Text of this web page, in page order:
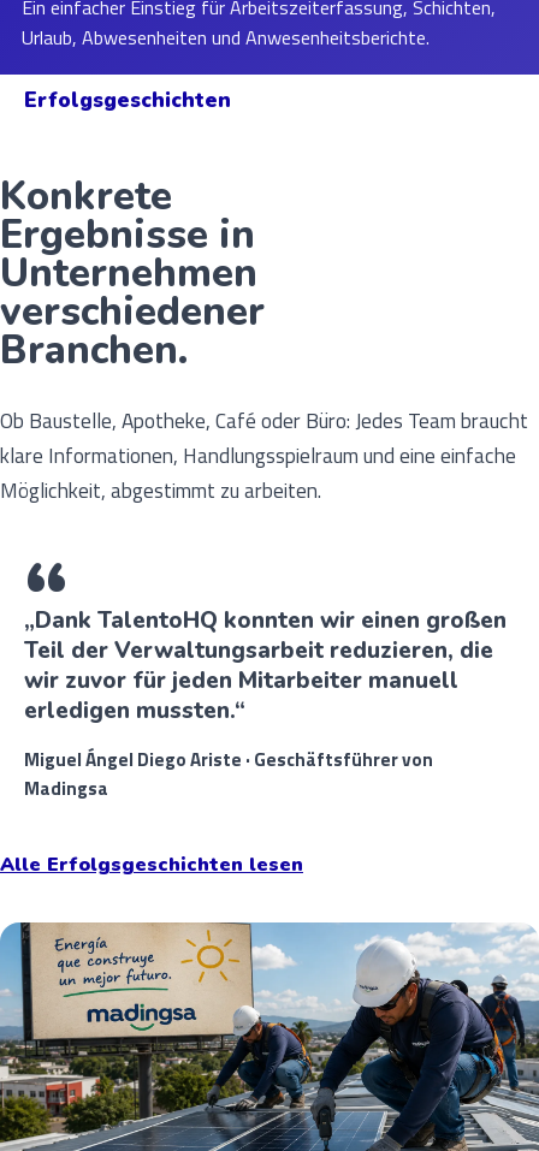
Ein einfacher Einstieg für Arbeitszeiterfassung, Schichten,
Urlaub, Abwesenheiten und Anwesenheitsberichte.
Erfolgsgeschichten
Konkrete
Ergebnisse in
Unternehmen
verschiedener
Branchen.
Ob Baustelle, Apotheke, Café oder Büro: Jedes Team braucht
klare Informationen, Handlungsspielraum und eine einfache
Möglichkeit, abgestimmt zu arbeiten.
„Dank TalentoHQ konnten wir einen großen
Teil der Verwaltungsarbeit reduzieren, die
wir zuvor für jeden Mitarbeiter manuell
erledigen mussten.“
Miguel Ángel Diego Ariste · Geschäftsführer von
Madingsa
Alle Erfolgsgeschichten lesen